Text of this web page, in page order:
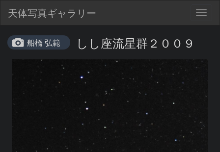
天体写真ギャラリー
船橋 弘範 しし座流星群２００９